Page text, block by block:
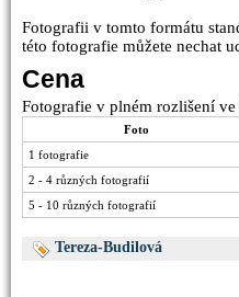
Fotografii v tomto formátu
této fotografie můžete nechat
Cena
Fotografie v plném rozlišení ve
Foto
1 fotografie
2 - 4 různých fotografií
5 - 10 různých fotografií
Tereza-Budilová